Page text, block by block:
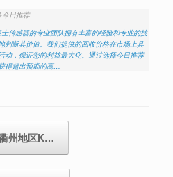
今日推荐
传感器的专业团队拥有丰富的经验和专业的技
判断其价值。我们提供的回收价格在市场上具
动，保证您的利益最大化。通过选择今日推荐
得超出预期的高…
州地区K…